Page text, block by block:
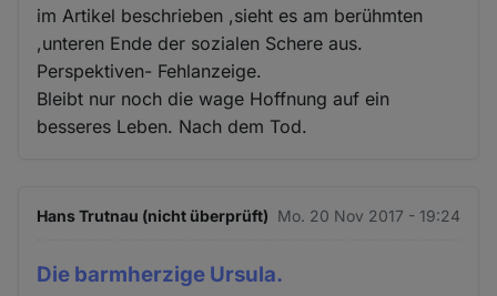
im Artikel beschrieben ,sieht es am berühmten
,unteren Ende der sozialen Schere aus.
Perspektiven- Fehlanzeige.
Bleibt nur noch die wage Hoffnung auf ein
besseres Leben. Nach dem Tod.
Hans Trutnau (nicht überprüft) Mo. 20 Nov 2017 - 19:24
Die barmherzige Ursula.